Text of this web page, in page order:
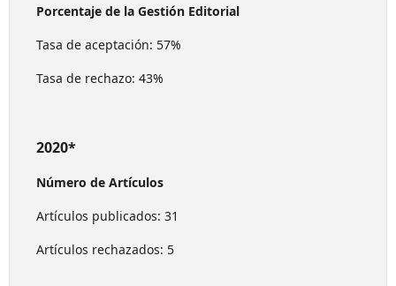
Porcentaje de la Gestión Editorial
Tasa de aceptación: 57%
Tasa de rechazo: 43%
2020*
Número de Artículos
Artículos publicados: 31
Artículos rechazados: 5